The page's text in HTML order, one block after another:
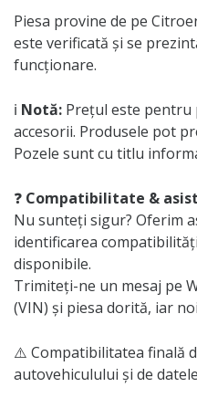
Piesa provine de pe
este verificată și se
funcționare.
ℹ️ Notă: Prețul este pentru
accesorii. Produsele pot
Pozele sunt cu titlu
❓ Compatibilitate &
Nu sunteți sigur? Oferim
identificarea
disponibile.
Trimiteți-ne un mesaj pe
(VIN) și piesa dorită, iar
⚠️ Compatibilitatea finală
autovehiculului și de